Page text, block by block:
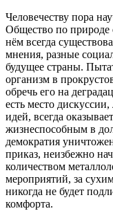
Человечеству пора
Общество по
нём всегда
мнения, разные
будущее страны.
организм в
обречь его на
есть место
идей, всегда
жизнеспособным в
демократия
приказ, неизбежно
количеством
мероприятий, за
никогда не будет
комфорта.